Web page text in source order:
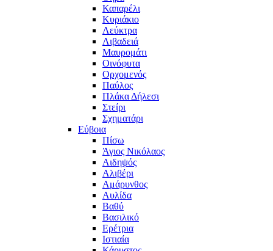
Καπαρέλι
Κυριάκιο
Λεύκτρα
Λιβαδειά
Μαυρομάτι
Οινόφυτα
Ορχομενός
Παύλος
Πλάκα Δήλεσι
Στείρι
Σχηματάρι
Εύβοια
Πίσω
Άγιος Νικόλαος
Αιδηψός
Αλιβέρι
Αμάρυνθος
Αυλίδα
Βαθύ
Βασιλικό
Ερέτρια
Ιστιαία